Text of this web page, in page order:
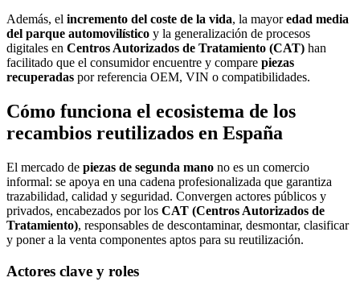
Además, el incremento del coste de la vida, la mayoredad media
del parque automovilístico y la generalización de procesos
digitales en Centros Autorizados de Tratamiento (CAT) han
facilitado que el consumidor encuentre y compare piezas
recuperadas por referencia OEM, VIN o compatibilidades.
Cómo funciona el ecosistema de los
recambios reutilizados en España
El mercado de piezas de segunda mano no es un comercio
informal: se apoya en una cadena profesionalizada que garantiza
trazabilidad, calidad y seguridad. Convergen actores públicos y
privados, encabezados por los CAT (Centros Autorizados de
Tratamiento), responsables de descontaminar, desmontar, clasificar
y poner a la venta componentes aptos para su reutilización.
Actores clave y roles